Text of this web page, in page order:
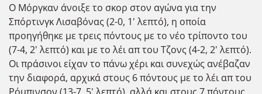
Ο Μόργκαν άνοιξε το σκορ στον αγώνα για την
Σπόρτινγκ Λισαβόνας (2-0, 1' λεπτό), η οποία
προηγήθηκε με τρεις πόντους με το νέο τρίποντο του
(7-4, 2' λεπτό) και με το λέι απ του Τζονς (4-2, 2' λεπτό).
Οι πράσινοι είχαν το πάνω χέρι και συνεχώς ανέβαζαν
την διαφορά, αρχικά στους 6 πόντους με το λέι απ του